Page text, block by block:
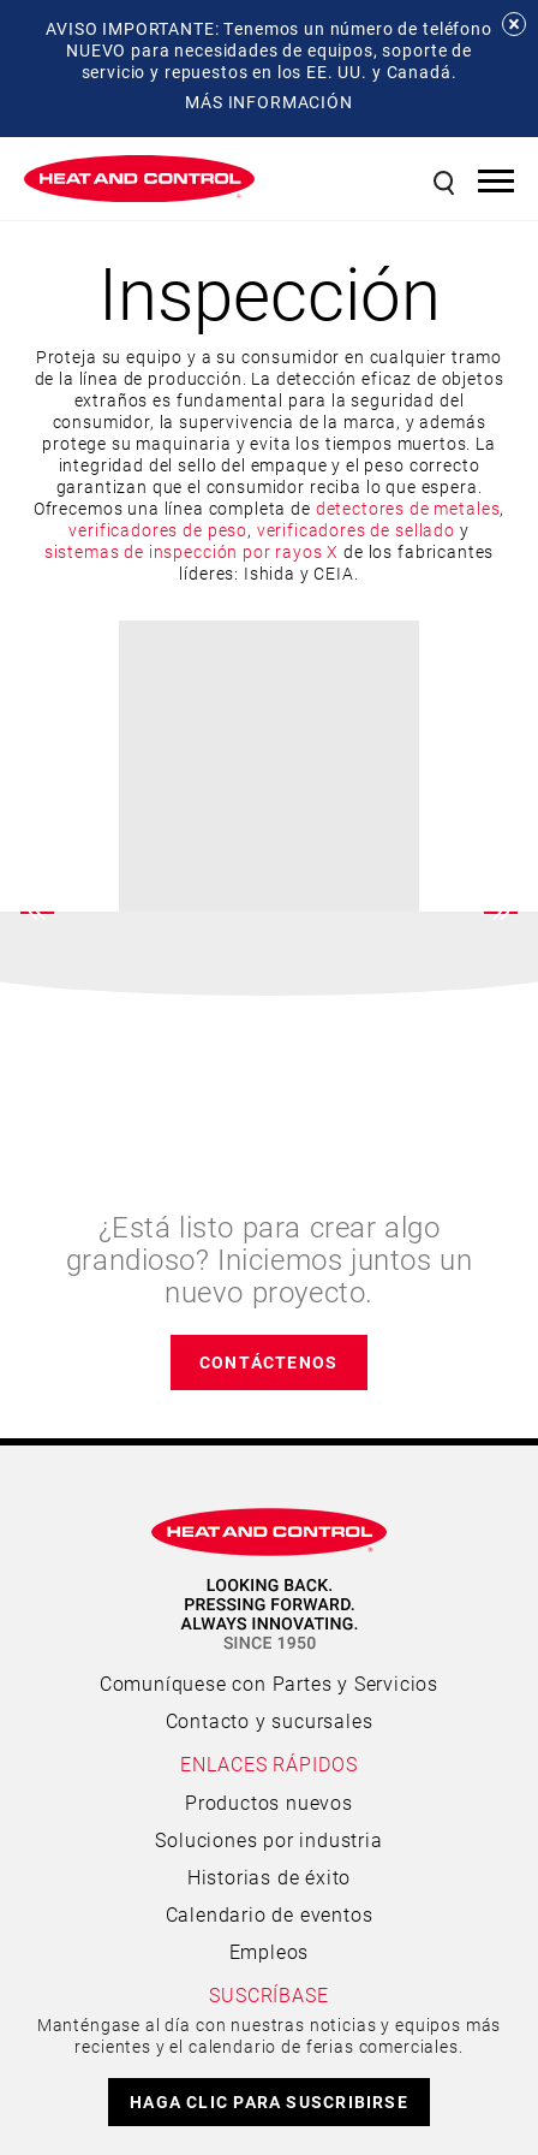
AVISO IMPORTANTE: Tenemos un número de teléfono
NUEVO para necesidades de equipos, soporte de
servicio y repuestos en los EE. UU. y Canadá.
MÁS INFORMACIÓN
Inspección
Proteja su equipo y a su consumidor en cualquier tramo
de la línea de producción. La detección eficaz de objetos
extraños es fundamental para la seguridad del
consumidor, la supervivencia de la marca, y además
protege su maquinaria y evita los tiempos muertos. La
integridad del sello del empaque y el peso correcto
garantizan que el consumidor reciba lo que espera.
Ofrecemos una línea completa de detectores de metales,
verificadores de peso, verificadores de sellado y
sistemas de inspección por rayos X de los fabricantes
líderes: Ishida y CEIA.
¿Está listo para crear algo
grandioso? Iniciemos juntos un
nuevo proyecto.
CONTÁCTENOS
Comuníquese con Partes y Servicios
Contacto y sucursales
ENLACES RÁPIDOS
Productos nuevos
Soluciones por industria
Historias de éxito
Calendario de eventos
Empleos
SUSCRÍBASE
Manténgase al día con nuestras noticias y equipos más
recientes y el calendario de ferias comerciales.
HAGA CLIC PARA SUSCRIBIRSE